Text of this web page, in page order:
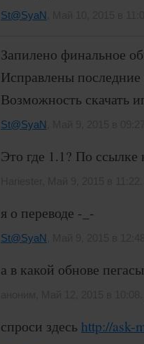
St@SyaN
Запилено финальное
Исправлены последние
Возможность скачать
St@SyaN
Это где 1.1? По ссылке
я о переводе -_-
St@SyaN
а в какой обнове
спроси здесь http://ask-